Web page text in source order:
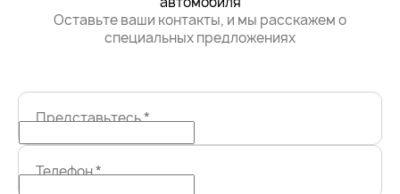
Оставьте ваши контакты, и мы расскажем о
специальных предложениях
Представьтесь*
Телефон*